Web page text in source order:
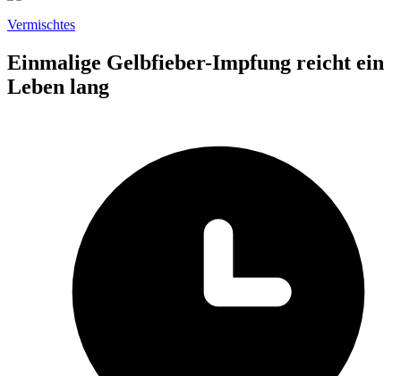
Vermischtes
Einmalige Gelbfieber-Impfung reicht ein
Leben lang